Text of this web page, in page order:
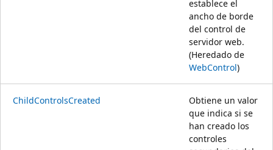
establece el
ancho de borde
del control de
servidor web.
(Heredado de
WebControl)
ChildControlsCreated
Obtiene un valor
que indica si se
han creado los
controles